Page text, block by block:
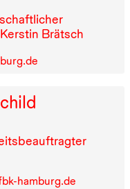
Brätsch
hamburg.de